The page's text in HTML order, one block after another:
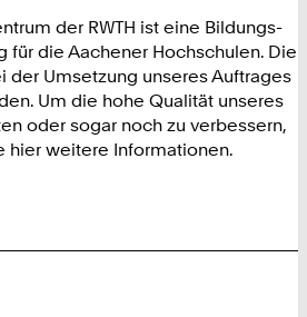
der RWTH ist eine Bildungs-
für die Aachener Hochschulen. Die
der Umsetzung unseres Auftrages
Um die hohe Qualität unseres
oder sogar noch zu verbessern,
hier weitere Informationen.